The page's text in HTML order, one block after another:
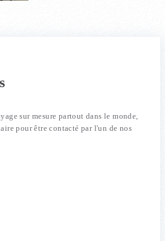
sur mesure partout dans le monde,
pour être contacté par l'un de nos